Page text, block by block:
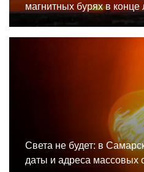
магнитных бурях в конце
Света не будет: в
даты и адреса массовых